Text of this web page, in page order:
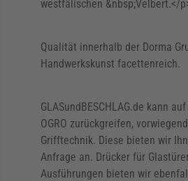
westfälischen &nbsp;Velbert.</
Qualität innerhalb der Dorma
Handwerkskunst facettenreich.
GLASundBESCHLAG.de kann
OGRO zurückgreifen,
Grifftechnik. Diese bieten wir
Anfrage an. Drücker für
Ausführungen bieten wir